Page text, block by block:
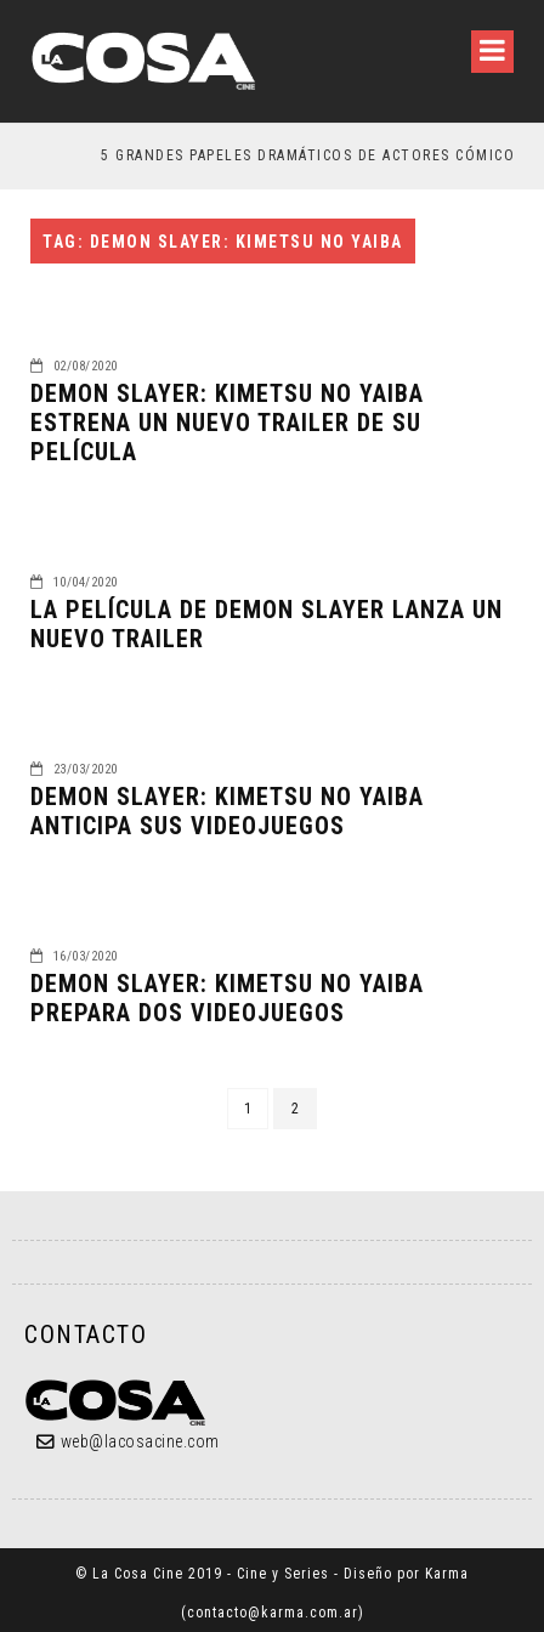
5 GRANDES PAPELES DRAMÁTICOS DE ACTORES CÓMICOS
TAG: DEMON SLAYER: KIMETSU NO YAIBA
02/08/2020
DEMON SLAYER: KIMETSU NO YAIBA
ESTRENA UN NUEVO TRAILER DE SU
PELÍCULA
10/04/2020
LA PELÍCULA DE DEMON SLAYER LANZA UN
NUEVO TRAILER
23/03/2020
DEMON SLAYER: KIMETSU NO YAIBA
ANTICIPA SUS VIDEOJUEGOS
16/03/2020
DEMON SLAYER: KIMETSU NO YAIBA
PREPARA DOS VIDEOJUEGOS
1 2
CONTACTO
web@lacosacine.com
© La Cosa Cine 2019 - Cine y Series - Diseño por Karma
(contacto@karma.com.ar)